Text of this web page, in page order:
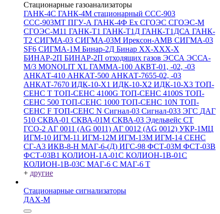
Стационарные газоанализаторы
ГАНК-4С ГАНК-4М стационарный ССС-903
ССС-903МТ ПГУ-А ГАНК-4Ф Ex СГОЭС СГОЭС-М
СГОЭС-М11 ГАНК-Т1 ГАНК-Т1Д ГАНК-Т1ДСА ГАНК-
Т2 СИГМА-03 СИГМА-03М Ирексон-АМВ СИГМА-03
SF6 СИГМА-1М Бинар-2Д Бинар ХХ-ХХХ-Х
БИНАР-2П БИНАР-2П отходящих газов ЭССА ЭССА-
М/3 MONOLIT XL ГАММА-100 АКВТ-01, -02, -03
АНКАТ-410 АНКАТ-500 АНКАТ-7655-02, -03
АНКАТ-7670 ИДК-10-Х1 ИДК-10-Х2 ИДК-10-Х3 ТОП-
СЕНС Т ТОП-СЕНС 4100G ТОП-СЕНС 4100S ТОП-
СЕНС 500 ТОП-СЕНС 1000 ТОП-СЕНС 10N ТОП-
СЕНС F ТОП-СЕНС N Сигнал-03 Сигнал-033 ЭГС ДАГ
510 СКВА-01 СКВА-01М СКВА-03 Эдельвейс СТ
ГСО-2 АГ 0011 (AG 0011) АГ 0012 (AG 0012) УКР-1МЦ
ИГМ-10 ИГМ-11 ИГМ-12М ИГМ-13М ИГМ-14 СЕНС
СГ-А3 ИКВ-8-Н МАГ-6-(Д) ИГС-98 ФСТ-03М ФСТ-03В
ФСТ-03В1 КОЛИОН-1А-01С КОЛИОН-1В-01С
КОЛИОН-1В-03С МАГ-6 С МАГ-6 Т
+ другие
Стационарные сигнализаторы
ДАХ-М